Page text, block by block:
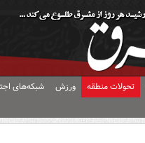
تحولات منطقه ورزش شبکه‌های